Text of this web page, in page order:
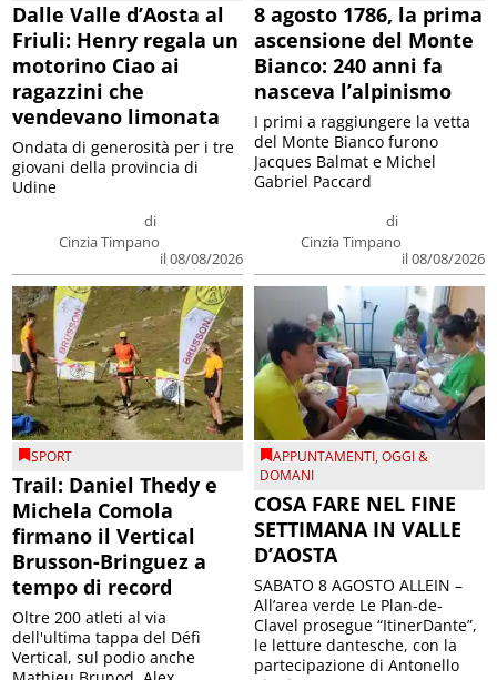
Dalle Valle d’Aosta al
Friuli: Henry regala un
motorino Ciao ai
ragazzini che
vendevano limonata
di
Cinzia Timpano
il 08/08/2026
Ondata di generosità per i tre
giovani della provincia di
Udine
8 agosto 1786, la prima
ascensione del Monte
Bianco: 240 anni fa
nasceva l’alpinismo
di
Cinzia Timpano
il 08/08/2026
I primi a raggiungere la vetta
del Monte Bianco furono
Jacques Balmat e Michel
Gabriel Paccard
SPORT
Trail: Daniel Thedy e
Michela Comola
firmano il Vertical
Brusson-Bringuez a
tempo di record
Oltre 200 atleti al via
dell'ultima tappa del Défì
Vertical, sul podio anche
APPUNTAMENTI,OGGI &
DOMANI
COSA FARE NEL FINE
SETTIMANA IN VALLE
D’AOSTA
SABATO 8 AGOSTO ALLEIN –
All’area verde Le Plan-de-
Clavel prosegue “ItinerDante”,
le letture dantesche, con la
partecipazione di Antonello